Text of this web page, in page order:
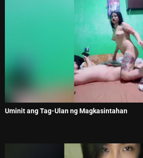
Uminit ang Tag-Ulan ng Magkasintahan